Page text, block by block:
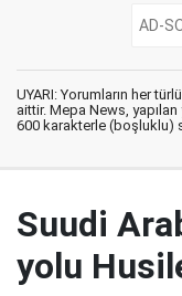
UYARI: Yorumların her
aittir. Mepa News,
600 karakterle (boşluklu)
Suudi
yolu